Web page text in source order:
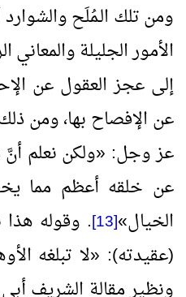
ومن تلك الـمُلَح
الأمور الجليلة والمعاني
إلى عجز العقول عن
عن الإفصاح بها، ومن
عز وجل: «ولكن نعلم
عن خلقه أعظم مما
الخيال»
[13]
. وقوله
(عقيدته): «لا تبلغه
ونظير مقالة الشريف